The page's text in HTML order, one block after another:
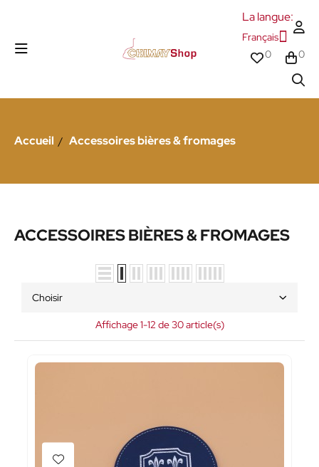
La langue:
Français
0
0
Accueil Accessoires bières & fromages
ACCESSOIRES BIÈRES & FROMAGES
Choisir
Affichage 1-12 de 30 article(s)